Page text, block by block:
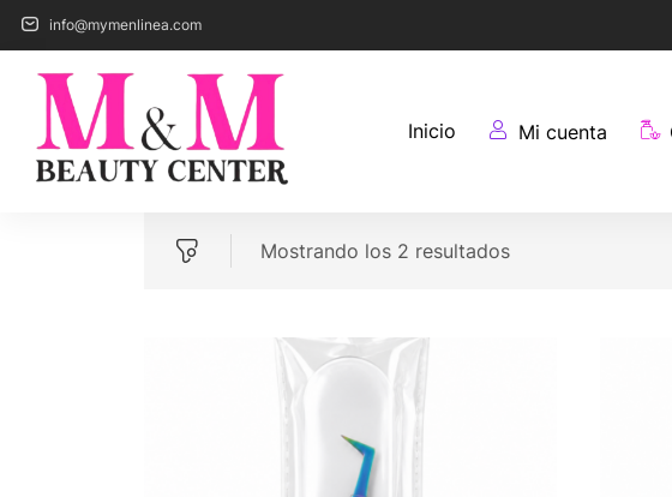
info@mymenlinea.com
Inicio Mi cuenta
Mostrando los 2 resultados